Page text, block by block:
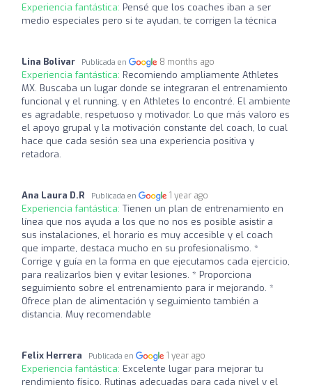
Experiencia fantástica: Pensé que los coaches iban a ser
medio especiales pero si te ayudan, te corrigen la técnica
Lina Bolivar Publicada en 8 months ago
Experiencia fantástica: Recomiendo ampliamente Athletes
MX. Buscaba un lugar donde se integraran el entrenamiento
funcional y el running, y en Athletes lo encontré. El ambiente
es agradable, respetuoso y motivador. Lo que más valoro es
el apoyo grupal y la motivación constante del coach, lo cual
hace que cada sesión sea una experiencia positiva y
retadora.
Ana Laura D.R Publicada en 1 year ago
Experiencia fantástica: Tienen un plan de entrenamiento en
línea que nos ayuda a los que no nos es posible asistir a
sus instalaciones, el horario es muy accesible y el coach
que imparte, destaca mucho en su profesionalismo. *
Corrige y guía en la forma en que ejecutamos cada ejercicio,
para realizarlos bien y evitar lesiones. * Proporciona
seguimiento sobre el entrenamiento para ir mejorando. *
Ofrece plan de alimentación y seguimiento también a
distancia. Muy recomendable
Felix Herrera Publicada en 1 year ago
Experiencia fantástica: Excelente lugar para mejorar tu
rendimiento físico. Rutinas adecuadas para cada nivel y el